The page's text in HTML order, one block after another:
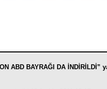
ABD BAYRAĞI DA İNDİRİLDİ”